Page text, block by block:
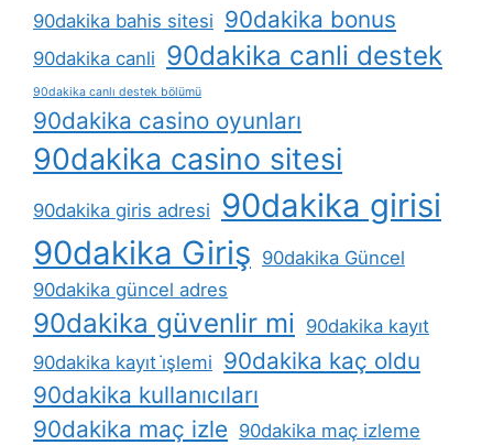
90dakika bahis sitesi 90dakika bonus
90dakika canli 90dakika canli destek
90dakika canlı destek bölümü
90dakika casino oyunları
90dakika casino sitesi
90dakika giris adresi
90dakika girisi
90dakika Giriş 90dakika Güncel
90dakika güncel adres
90dakika güvenlir mi 90dakika kayıt
90dakika kayıt i̇şlemi 90dakika kaç oldu
90dakika kullanıcıları
90dakika maç izle 90dakika maç izleme